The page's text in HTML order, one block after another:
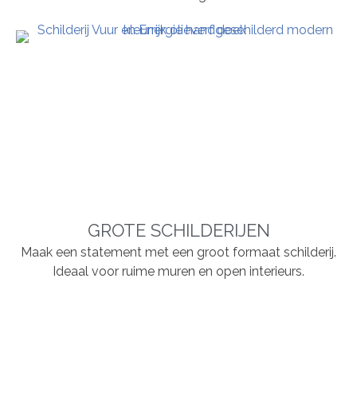
GROTE SCHILDERIJEN
Maak een statement met een groot formaat schilderij.
Ideaal voor ruime muren en open interieurs.